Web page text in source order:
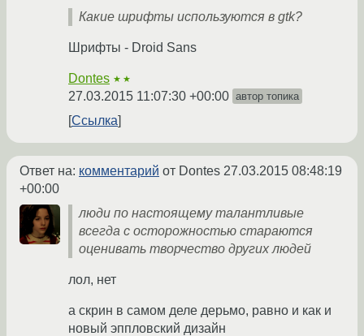
Какие шрифты используются в gtk?
Шрифты - Droid Sans
Dontes ★★
27.03.2015 11:07:30 +00:00 автор топика
Ссылка
Ответ на: комментарий от Dontes 27.03.2015 08:48:19
+00:00
люди по настоящему талантливые
всегда с осторожностью стараются
оценивать творчество других людей
лол, нет
а скрин в самом деле дерьмо, равно и как и
новый эппловский дизайн